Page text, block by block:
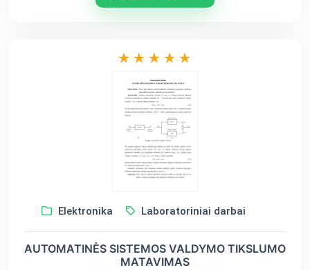
Elektronika Laboratoriniai darbai
AUTOMATINĖS SISTEMOS VALDYMO TIKSLUMO
MATAVIMAS